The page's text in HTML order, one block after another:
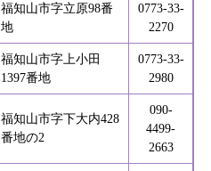
福知山市字立原98番
地
0773-33-
2270
福知山市字上小田
1397番地
0773-33-
2980
福知山市字下大内428
番地の2
090-
4499-
2663